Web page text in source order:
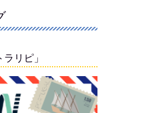
リピ」